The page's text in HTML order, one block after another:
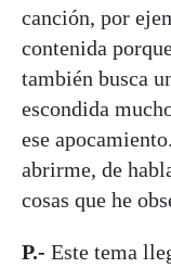
canción, por
contenida
también busca
escondida
ese
abrirme, de
cosas que he
P.- Este tema